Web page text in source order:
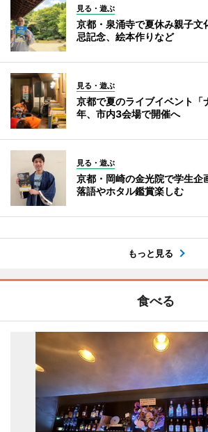
見る・遊ぶ
京都・泉涌寺で夏休み親子
忌記念、絵本作りなど
見る・遊ぶ
京都で夏のライブイベント
年、市内3会場で開催へ
見る・遊ぶ
京都・岡崎の金光院で学生
落語やホタル鑑賞楽しむ
もっと見る
食べる